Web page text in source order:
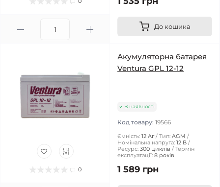
До кошика
0
Акумуляторна батарея
Ventura GPL 12-12
В наявності
Код товару: 19566
Ємність: 12 Аг Тип: AGM
Номінальна напруга: 12 В
Ресурс: 300 циклів
Термін
експлуатації: 8 років
1 589 грн